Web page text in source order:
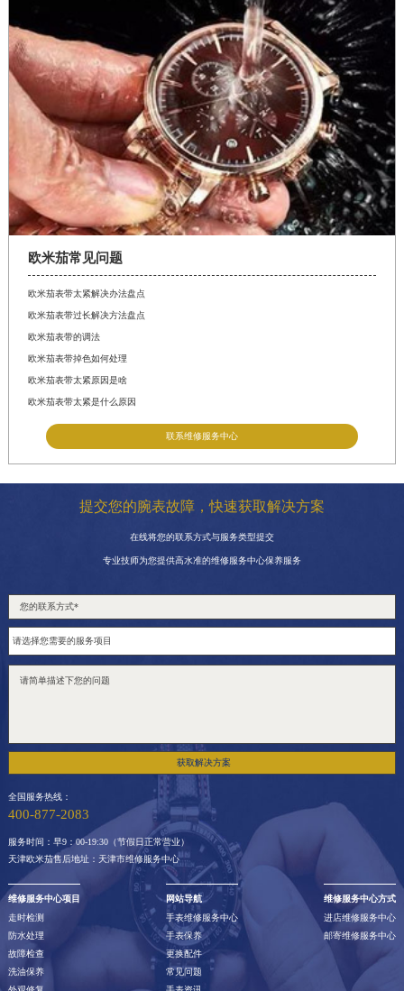
欧米茄常见问题
欧米茄表带太紧解决办法盘点
欧米茄表带过长解决方法盘点
欧米茄表带的调法
欧米茄表带掉色如何处理
欧米茄表带太紧原因是啥
欧米茄表带太紧是什么原因
联系维修服务中心
提交您的腕表故障，快速获取解决方案
在线将您的联系方式与服务类型提交
专业技师为您提供高水准的维修服务中心保养服务
获取解决方案
全国服务热线：
400-877-2083
服务时间：早9：00-19:30（节假日正常营业）
天津欧米茄售后地址：天津市维修服务中心
维修服务中心项目
走时检测
防水处理
故障检查
洗油保养
网站导航
手表维修服务中心
手表保养
更换配件
常见问题
维修服务中心方式
进店维修服务中心
邮寄维修服务中心